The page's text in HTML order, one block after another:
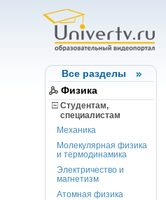
Все разделы
Физика
Студентам,
cпециалистам
Механика
Молекулярная физика
и термодинамика
Электричество и
магнетизм
Атомная физика